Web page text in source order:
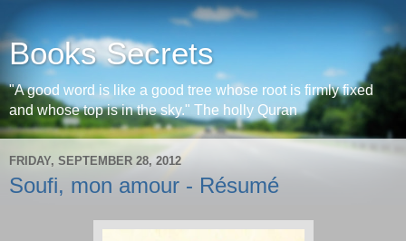
Books Secrets
"A good word is like a good tree whose root is firmly fixed
and whose top is in the sky." The holly Quran
FRIDAY, SEPTEMBER 28, 2012
Soufi, mon amour - Résumé